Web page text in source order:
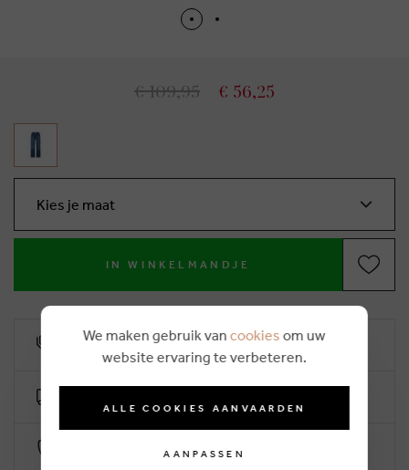
€ 109,95 € 56,25
Kies je maat
IN WINKELMANDJE
10% klantenkorting
Veilig betalen via Worldline
We maken gebruik van cookies om uw
website ervaring te verbeteren.
ALLE COOKIES AANVAARDEN
AANPASSEN